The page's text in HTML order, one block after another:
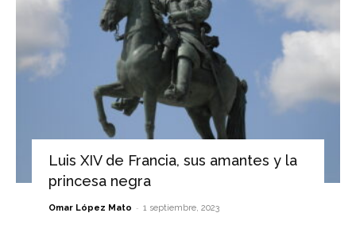
Luis XIV de Francia, sus amantes y la
princesa negra
Omar López Mato - 1 septiembre, 2023